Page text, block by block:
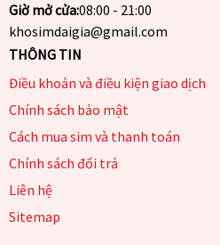
Giờ mở cửa:08:00 - 21:00
khosimdaigia@gmail.com
THÔNG TIN
Điều khoản và điều kiện giao dịch
Chính sách bảo mật
Cách mua sim và thanh toán
Chính sách đổi trả
Liên hệ
Sitemap